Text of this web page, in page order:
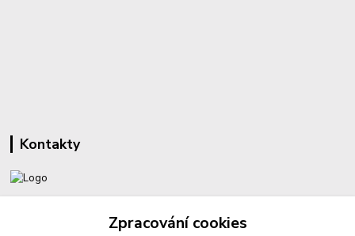
Kontakty
Zpracování cookies